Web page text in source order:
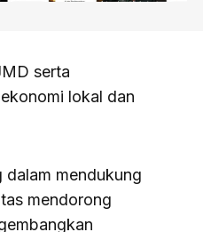
serta
lokal dan
dalam mendukung
mendorong